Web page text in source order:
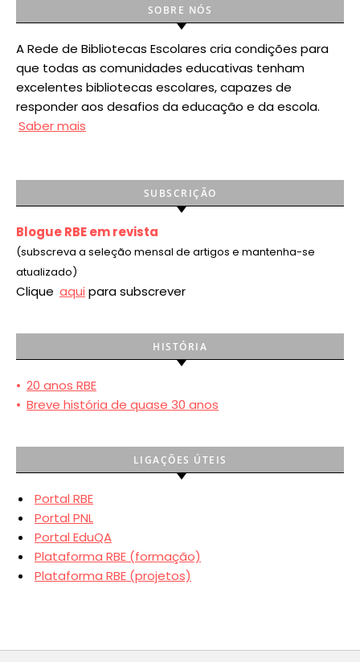
SOBRE NÓS
A Rede de Bibliotecas Escolares cria condições para
que todas as comunidades educativas tenham
excelentes bibliotecas escolares, capazes de
responder aos desafios da educação e da escola.
Saber mais
SUBSCRIÇÃO
Blogue RBE em revista
(subscreva a seleção mensal de artigos e mantenha-se
atualizado)
Clique aqui para subscrever
HISTÓRIA
• 20 anos RBE
• Breve história de quase 30 anos
LIGAÇÕES ÚTEIS
Portal RBE
Portal PNL
Portal EduQA
Plataforma RBE (formação)
Plataforma RBE (projetos)